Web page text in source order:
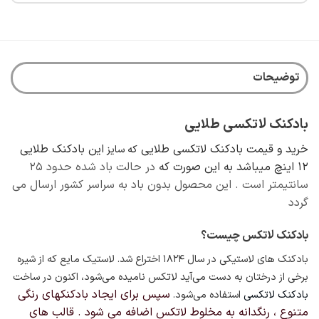
باشد.
ها
است
صفحه
محصول
انتخاب
شوند
توضیحات
بادکنک لاتکسی طلایی
خرید و قیمت بادکنک لاتکسی طلایی که سایز این بادکنک طلایی
12 اینچ میباشد به این صورت که
در حالت باد شده حدود ۲۵
سانتیمتر است . این محصول بدون باد به سراسر کشور ارسال می
گردد
بادکنک لاتکس چیست؟
بادکنک های لاستیکی در سال ۱۸۲۴
اختراع شد. لاستیک مایع که از شیره
برخی از درختان به دست می‌آید لاتکس نامیده می‌شود، اکنون در ساخت
بادکنک لاتکسی استفاده می‌شود. سپس برای ایجاد بادکنکهای رنگی
متنوع ، رنگدانه به مخلوط لاتکس اضافه می شود . قالب های